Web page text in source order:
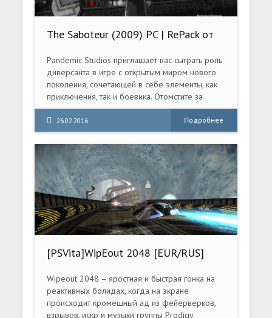
The Saboteur (2009) PC | RePack от
Pandemic Studios приглашает вас сыграть роль
диверсанта в игре с открытым миром нового
поколения, сочетающей в себе элементы, как
приключения, так и боевика. Отомстите за
гибель своих близких, выследив их убийц в
оккупированном нацистами Париже. Вам
предстоит сражаться, карабкаться и водить
машину. Это первая игра, в которой
пользователю предстоит вплотную заняться
диверсиями в стилизованном Париже 1940-х
годов, где женщины прекрасны, подвиги
грандиозны, а возмездие неотвратимо.
26.02.2016 Подробнее
[PSVita]WipEout 2048 [EUR/RUS]
Wipeout 2048 – яростная и быстрая гонка на
реактивных болидах, когда на экране
происходит кромешный ад из фейерверков,
взрывов, искр и музыки группы Prodigy.